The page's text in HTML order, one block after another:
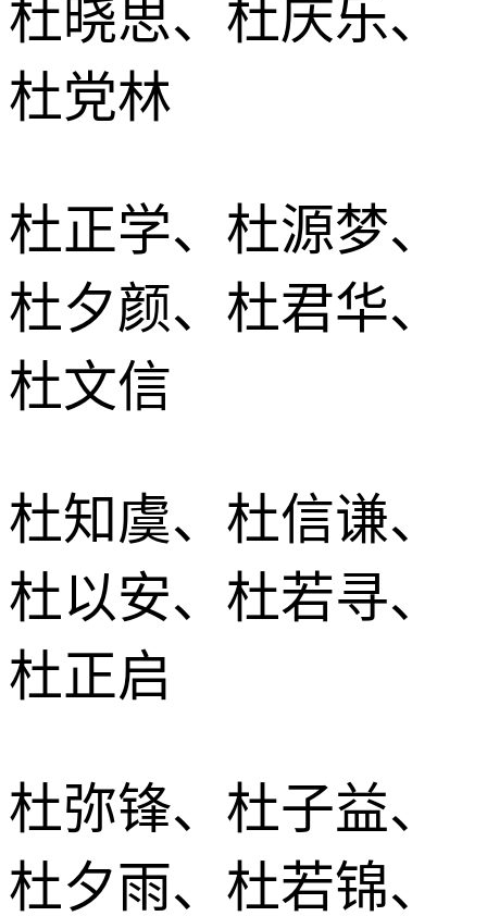
杜晓思、杜庆乐、
杜党林
杜正学、杜源梦、
杜夕颜、杜君华、
杜文信
杜知虞、杜信谦、
杜以安、杜若寻、
杜正启
杜弥锋、杜子益、
杜夕雨、杜若锦、